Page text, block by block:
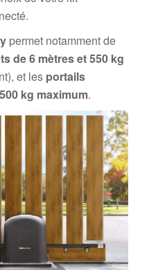
permet notamment de
de 6 mètres et 550 kg
et les portails
kg maximum.